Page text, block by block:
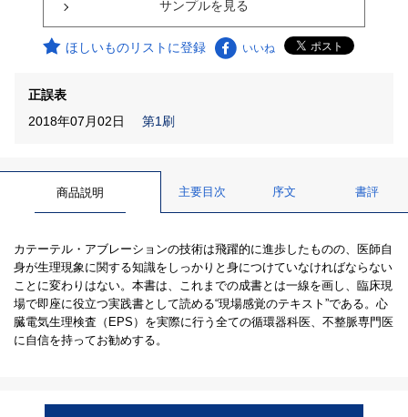
サンプルを見る
ほしいものリストに登録 いいね
正誤表
2018年07月02日
第1刷
商品説明 主要目次 序文 書評
カテーテル・アブレーションの技術は飛躍的に進歩したものの、医師自
身が生理現象に関する知識をしっかりと身につけていなければならない
ことに変わりはない。本書は、これまでの成書とは一線を画し、臨床現
場で即座に役立つ実践書として読める“現場感覚のテキスト”である。心
臓電気生理検査（EPS）を実際に行う全ての循環器科医、不整脈専門医
に自信を持ってお勧めする。